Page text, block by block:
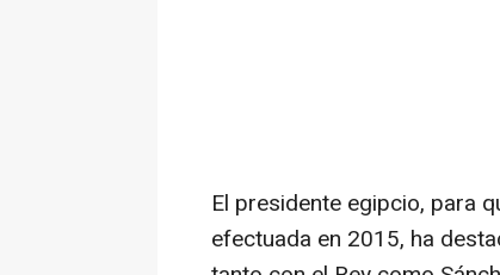
El presidente egipcio, para
efectuada en 2015, ha